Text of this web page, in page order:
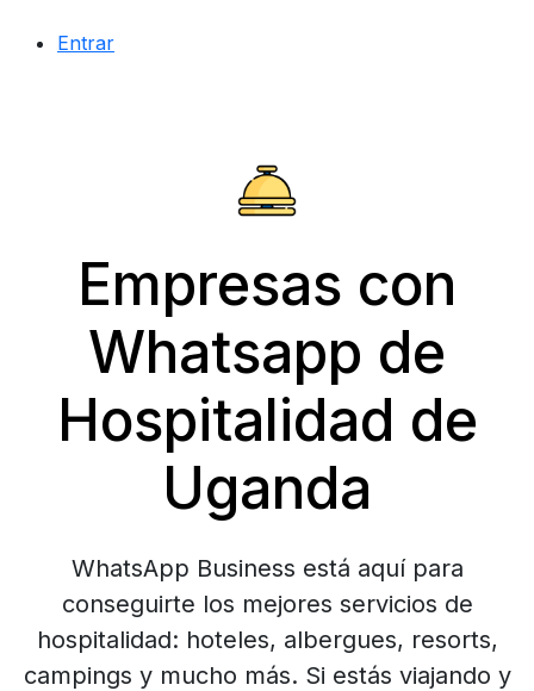
Entrar
Empresas con
Whatsapp de
Hospitalidad de
Uganda
WhatsApp Business está aquí para
conseguirte los mejores servicios de
hospitalidad: hoteles, albergues, resorts,
campings y mucho más. Si estás viajando y